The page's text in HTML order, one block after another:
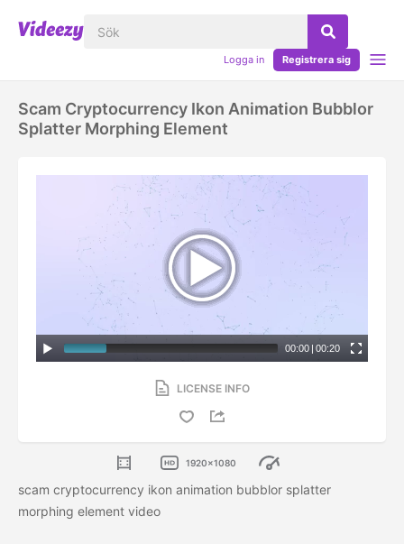
Logga in Registrera sig
Scam Cryptocurrency Ikon Animation Bubblor
Splatter Morphing Element
00:00 | 00:20
LICENSE INFO
1920x1080
scam cryptocurrency ikon animation bubblor splatter
morphing element video